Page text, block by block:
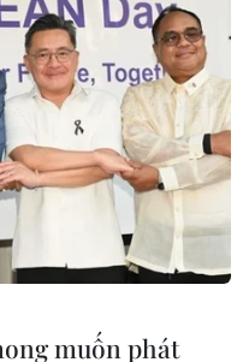
muốn phát